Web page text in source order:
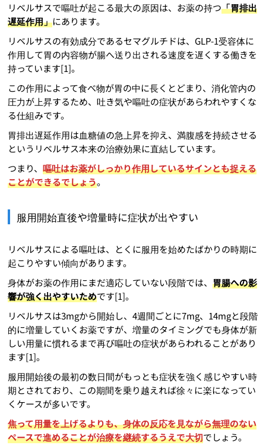
リベルサスで嘔吐が起こる最大の原因は、お薬の持つ「胃排出
遅延作用」にあります。
リベルサスの有効成分であるセマグルチドは、GLP-1受容体に
作用して胃の内容物が腸へ送り出される速度を遅くする働きを
持っています[1]。
この作用によって食べ物が胃の中に長くとどまり、消化管内の
圧力が上昇するため、吐き気や嘔吐の症状があらわれやすくな
る仕組みです。
胃排出遅延作用は血糖値の急上昇を抑え、満腹感を持続させる
というリベルサス本来の治療効果に直結しています。
つまり、嘔吐はお薬がしっかり作用しているサインとも捉える
ことができるでしょう。
服用開始直後や増量時に症状が出やすい
リベルサスによる嘔吐は、とくに服用を始めたばかりの時期に
起こりやすい傾向があります。
身体がお薬の作用にまだ適応していない段階では、胃腸への影
響が強く出やすいためです[1]。
リベルサスは3mgから開始し、4週間ごとに7mg、14mgと段階
的に増量していくお薬ですが、増量のタイミングでも身体が新
しい用量に慣れるまで再び嘔吐の症状があらわれることがあり
ます[1]。
服用開始後の最初の数日間がもっとも症状を強く感じやすい時
期とされており、この期間を乗り越えれば徐々に楽になってい
くケースが多いです。
焦って用量を上げるよりも、身体の反応を見ながら無理のない
ペースで進めることが治療を継続するうえで大切でしょう。